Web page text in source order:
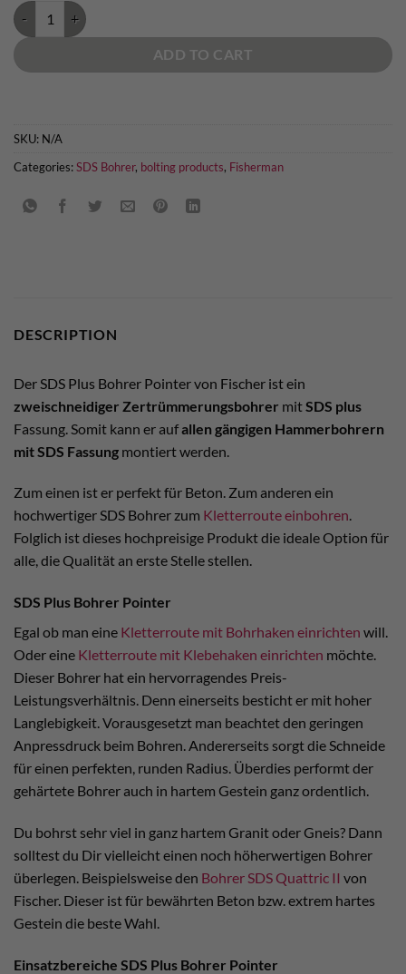
SDS Plus Bohrer Pointer quantity
ADD TO CART
SKU: N/A
Categories:SDS Bohrer, bolting products, Fisherman
DESCRIPTION
Der SDS Plus Bohrer Pointer von Fischer ist ein
zweischneidiger Zertrümmerungsbohrer mit SDS plus
Fassung. Somit kann er aufallen gängigen Hammerbohrern
mit SDS Fassung montiert werden.
Zum einen ist er perfekt für Beton. Zum anderen ein
hochwertiger SDS Bohrer zum Kletterroute einbohren.
Folglich ist dieses hochpreisige Produkt die ideale Option für
alle, die Qualität an erste Stelle stellen.
SDS Plus Bohrer Pointer
Egal ob man eine Kletterroute mit Bohrhaken einrichten will.
Oder eine Kletterroute mit Klebehaken einrichten möchte.
Dieser Bohrer hat ein hervorragendes Preis-
Leistungsverhältnis. Denn einerseits besticht er mit hoher
Langlebigkeit. Vorausgesetzt man beachtet den geringen
Anpressdruck beim Bohren. Andererseits sorgt die Schneide
für einen perfekten, runden Radius. Überdies performt der
gehärtete Bohrer auch in hartem Gestein ganz ordentlich.
Du bohrst sehr viel in ganz hartem Granit oder Gneis? Dann
solltest du Dir vielleicht einen noch höherwertigen Bohrer
überlegen. Beispielsweise den Bohrer SDS Quattric II von
Fischer. Dieser ist für bewährten Beton bzw. extrem hartes
Gestein die beste Wahl.
Einsatzbereiche SDS Plus Bohrer Pointer